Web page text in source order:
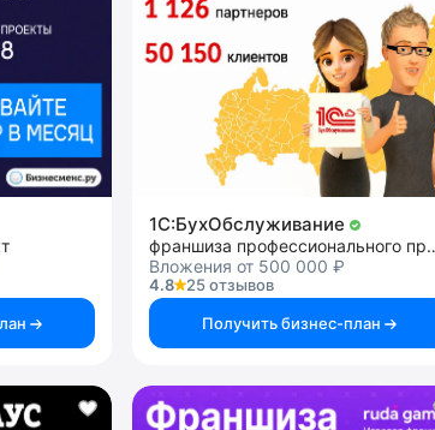
1C:БухОбслуживание
франшиза
Вложения от 500 000 ₽
4.8
25 отзывов
Получить бизнес-план